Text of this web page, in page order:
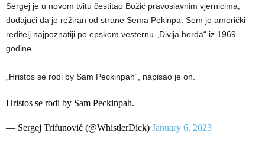
Sergej je u novom tvitu čestitao Božić pravoslavnim vjernicima,
dodajući da je režiran od strane Sema Pekinpa. Sem je američki
reditelj najpoznatiji po epskom vesternu „Divlja horda“ iz 1969.
godine.
„Hristos se rodi by Sam Peckinpah“, napisao je on.
Hristos se rodi by Sam Peckinpah.
— Sergej Trifunović (@WhistlerDick) January 6, 2023